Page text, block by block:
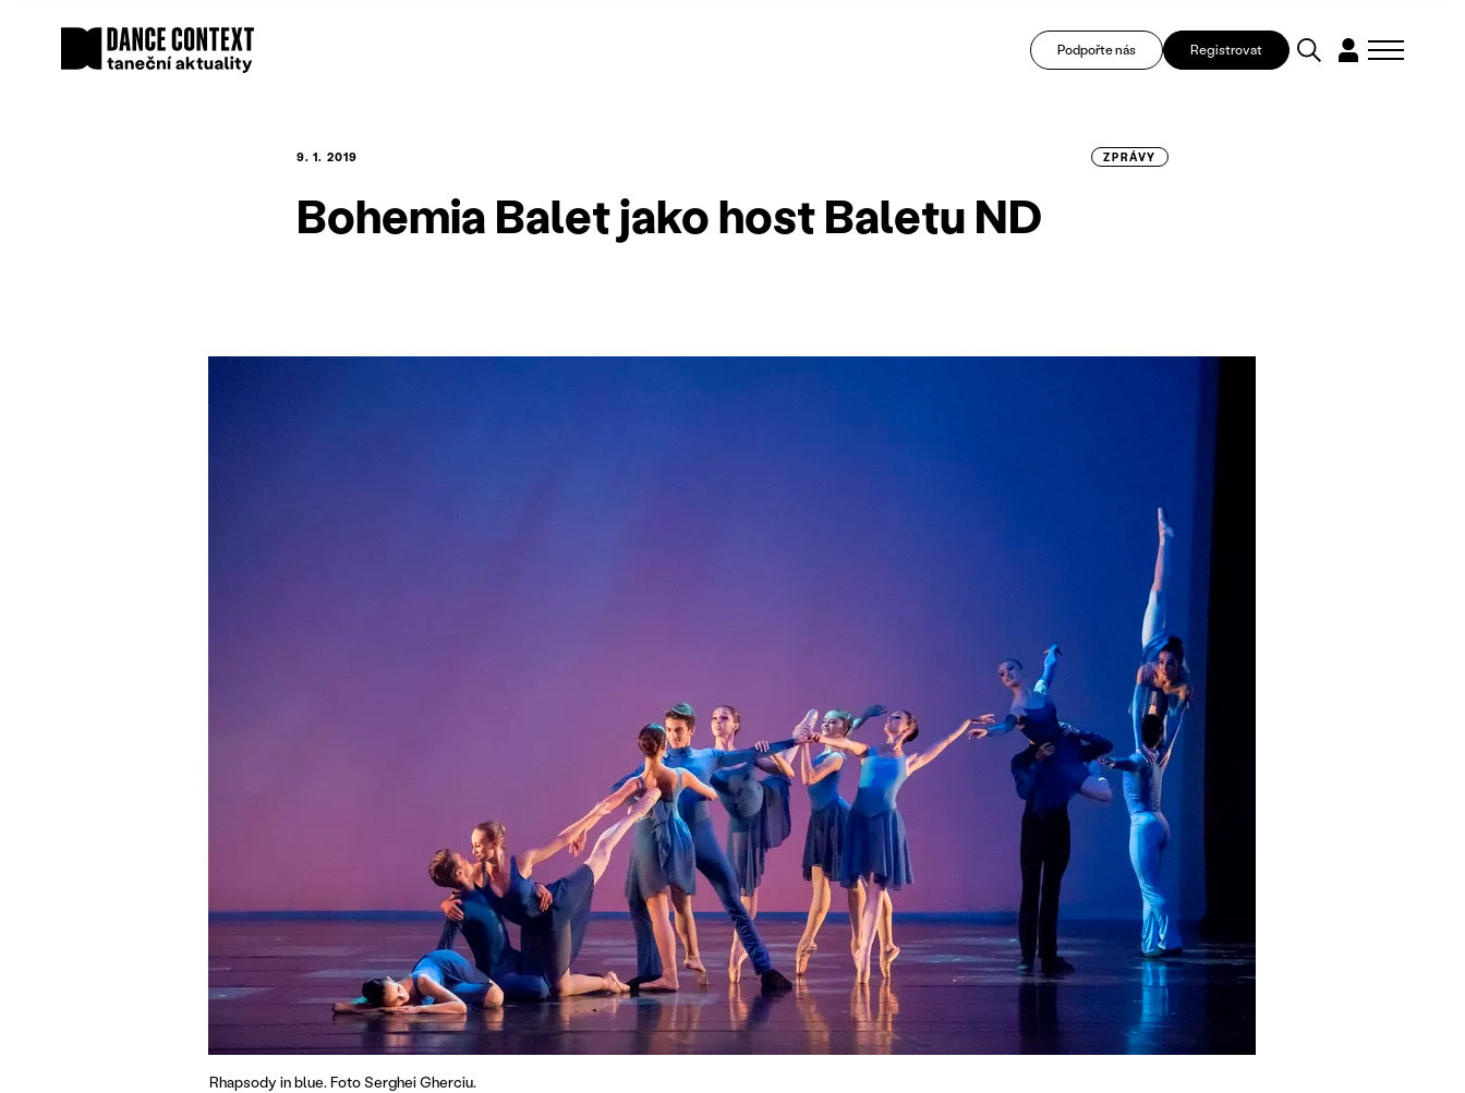
Podpořte nás Registrovat
9. 1. 2019 ZPRÁVY
Bohemia Balet jako host Baletu ND
Rhapsody in blue. Foto Serghei Gherciu.